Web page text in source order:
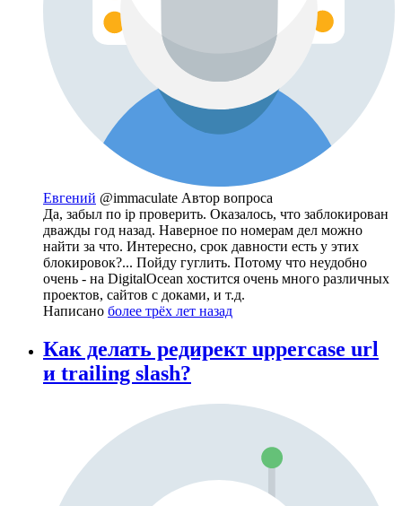
Евгений @immaculate Автор вопроса
Да, забыл по ip проверить. Оказалось, что заблокирован
дважды год назад. Наверное по номерам дел можно
найти за что. Интересно, срок давности есть у этих
блокировок?... Пойду гуглить. Потому что неудобно
очень - на DigitalOcean хостится очень много различных
проектов, сайтов с доками, и т.д.
Написано более трёх лет назад
Как делать редирект uppercase url
и trailing slash?